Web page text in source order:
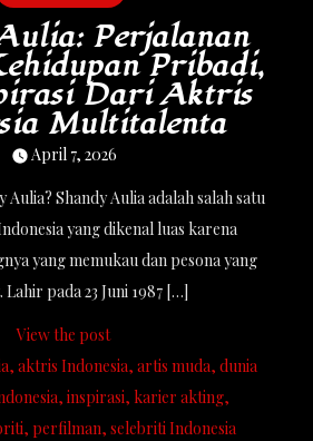
Perjalanan
Pribadi,
Dari Aktris
Multitalenta
April 7, 2026
Aulia? Shandy Aulia adalah salah satu
yang dikenal luas karena
yang memukau dan pesona yang
pada 23 Juni 1987 […]
View the post
aktris Indonesia artis muda dunia
inspirasi karier akting
perfilman selebriti Indonesia